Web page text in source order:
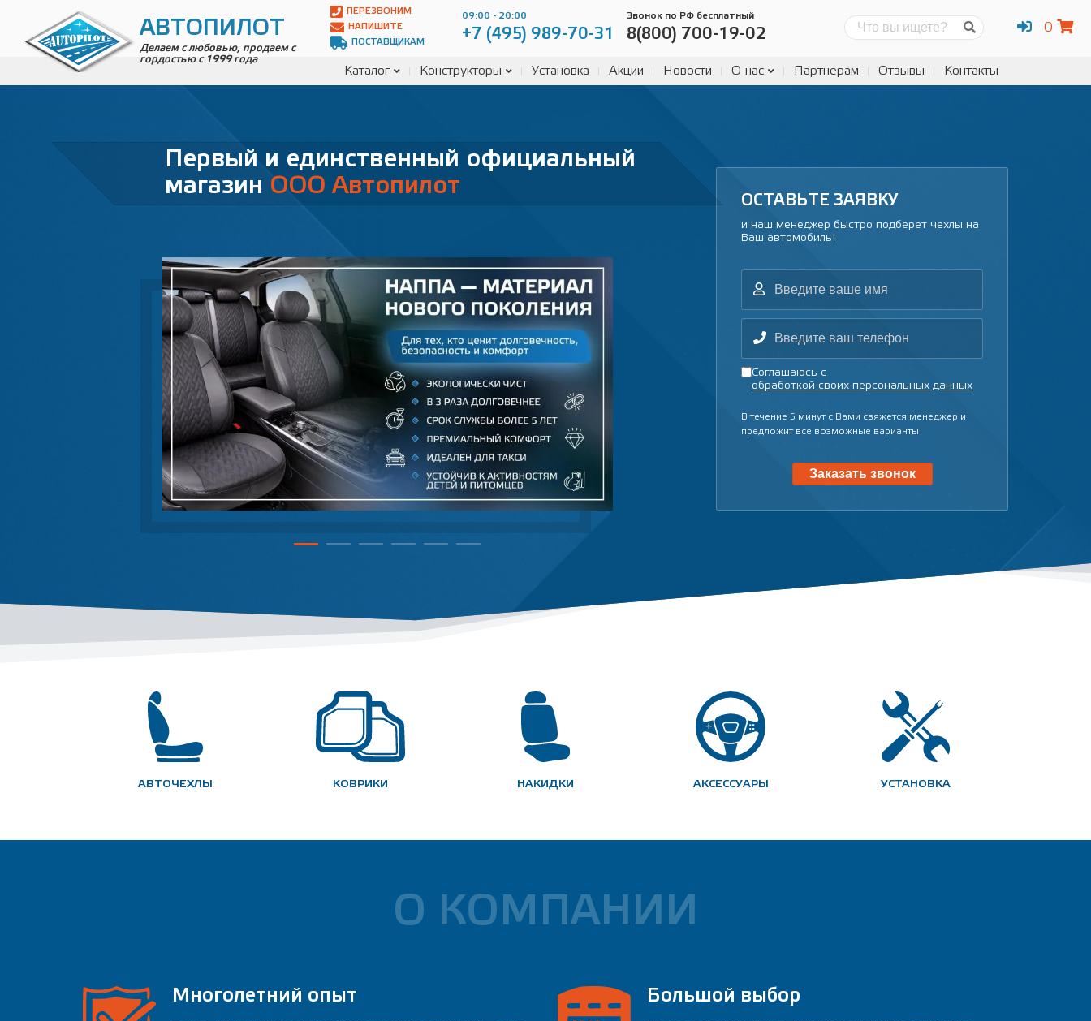
АВТОПИЛОТ
Делаем с любовью, продаем с
гордостью с 1999 года
ПЕРЕЗВОНИМ
НАПИШИТЕ
ПОСТАВЩИКАМ
09:00 - 20:00
+7 (495) 989-70-31
Звонок по РФ бесплатный
8(800) 700-19-02 0
Каталог Конструкторы Установка Акции Новости О нас Партнёрам Отзывы Контакты
Первый и единственный официальный
магазин ООО Автопилот
ОСТАВЬТЕ ЗАЯВКУ
и наш менеджер быстро подберет чехлы на
Ваш автомобиль!
Соглашаюсь с
обработкой своих персональных данных
В течение 5 минутс Вами свяжется менеджер и
предложит все возможные варианты
Заказать звонок
АВТОЧЕХЛЫ КОВРИКИ НАКИДКИ АКСЕССУАРЫ УСТАНОВКА
О КОМПАНИИ
Многолетний опыт Большой выбор
Адрес:
Чагинская